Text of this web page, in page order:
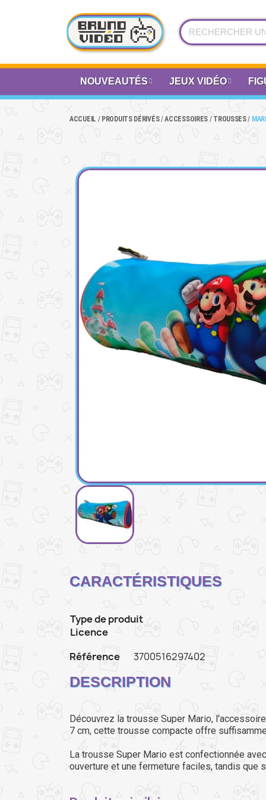
NOUVEAUTÉS JEUX VIDÉO
ACCUEIL PRODUITS DÉRIVÉS ACCESSOIRES TROUSSES
CARACTÉRISTIQUES
Type de produit
Licence
Référence
3700516297402
DESCRIPTION
Découvrez la trousse Super Mario,
7 cm, cette trousse compacte offre
La trousse Super Mario est confectionnée
ouverture et une fermeture faciles, tandis que